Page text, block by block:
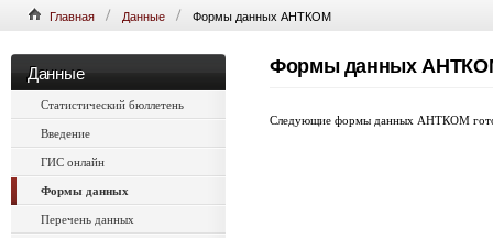
Главная Данные Формы данных АНТКОМ
Данные
Статистический бюллетень
Введение
ГИС онлайн
Формы данных
Перечень данных
Формы данных
Следующие формы данных АНТКОМ